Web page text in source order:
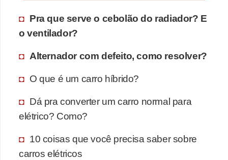
Pra que serve o cebolão do radiador? E
o ventilador?
Alternador com defeito, como resolver?
O que é um carro híbrido?
Dá pra converter um carro normal para
elétrico? Como?
10 coisas que você precisa saber sobre
carros elétricos